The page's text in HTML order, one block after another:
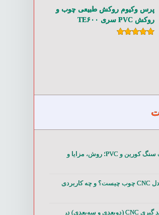
پرس وکیوم روکش طبیعی چوب و
روکش PVC سری TE۶۰۰
وکیوم فرمینگ سنگ کورین و PVC؛ روش، مزایا و
بلبرینگ اسپیندل CNC چوب چیست؟ و چه کاربردی
آموزش جی کد گیری CNC (دوبعدی و سه‌بعدی) در